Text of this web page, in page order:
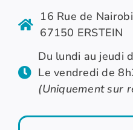
16 Rue de
67150 ERSTEIN
Du lundi au jeudi
Le vendredi de
(Uniquement sur